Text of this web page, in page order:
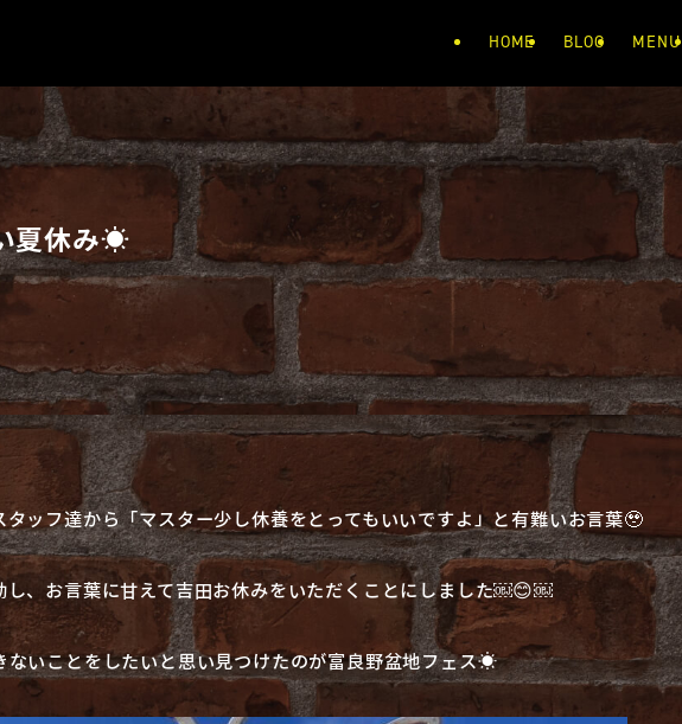
HOME BLOG MENU
夏休み☀️
ッフ達から「マスター少し休養をとってもいいですよ」と有難いお言葉🥹
し、お言葉に甘えて吉田お休みをいただくことにしました￼😊￼
ないことをしたいと思い見つけたのが富良野盆地フェス☀️